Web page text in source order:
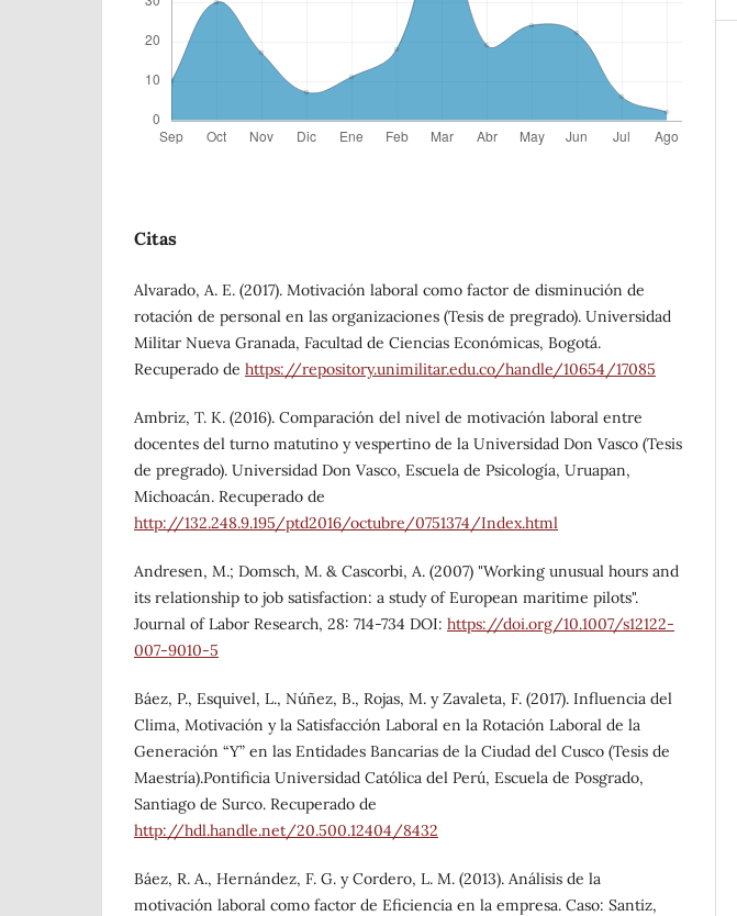
Citas
Alvarado, A. E. (2017). Motivación laboral como factor de disminución de
rotación de personal en las organizaciones (Tesis de pregrado). Universidad
Militar Nueva Granada, Facultad de Ciencias Económicas, Bogotá.
Recuperado de https://repository.unimilitar.edu.co/handle/10654/17085
Ambriz, T. K. (2016). Comparación del nivel de motivación laboral entre
docentes del turno matutino y vespertino de la Universidad Don Vasco (Tesis
de pregrado). Universidad Don Vasco, Escuela de Psicología, Uruapan,
Michoacán. Recuperado de
http://132.248.9.195/ptd2016/octubre/0751374/Index.html
Andresen, M.; Domsch, M. & Cascorbi, A. (2007) "Working unusual hours and
its relationship to job satisfaction: a study of European maritime pilots".
Journal of Labor Research, 28: 714-734 DOI: https://doi.org/10.1007/s12122-
007-9010-5
Báez, P., Esquivel, L., Núñez, B., Rojas, M. y Zavaleta, F. (2017). Influencia del
Clima, Motivación y la Satisfacción Laboral en la Rotación Laboral de la
Generación “Y” en las Entidades Bancarias de la Ciudad del Cusco (Tesis de
Maestría).Pontificia Universidad Católica del Perú, Escuela de Posgrado,
Santiago de Surco. Recuperado de
http://hdl.handle.net/20.500.12404/8432
Báez, R. A., Hernández, F. G. y Cordero, L. M. (2013). Análisis de la
motivación laboral como factor de Eficiencia en la empresa. Caso: Santiz,